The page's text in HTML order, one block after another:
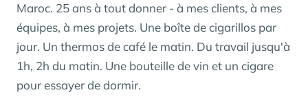
Maroc. 25 ans à tout donner - à mes clients, à mes
équipes, à mes projets. Une boîte de cigarillos par
jour. Un thermos de café le matin. Du travail jusqu'à
1h, 2h du matin. Une bouteille de vin et un cigare
pour essayer de dormir.